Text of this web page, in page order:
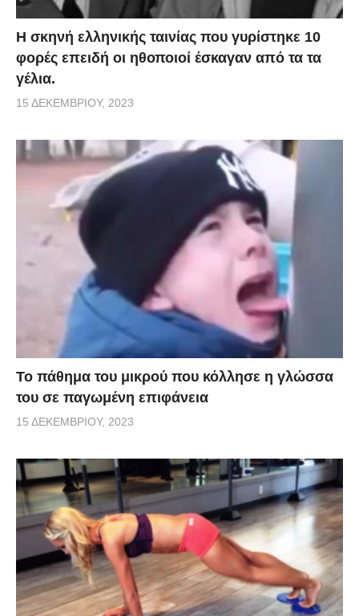
H σκηνή ελληνικής ταινίας που γυρίστηκε 10
φορές επειδή οι ηθοποιοί έσκαγαν από τα τα
γέλια.
15 ΔΕΚΕΜΒΡΊΟΥ, 2023
Το πάθημα του μικρού που κόλλησε η γλώσσα
του σε παγωμένη επιφάνεια
15 ΔΕΚΕΜΒΡΊΟΥ, 2023